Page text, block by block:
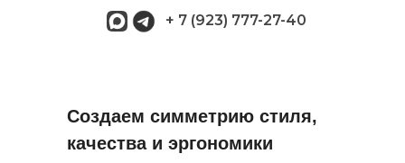
+ 7 (923) 777-27-40
Создаем симметрию стиля,
качества и эргономики